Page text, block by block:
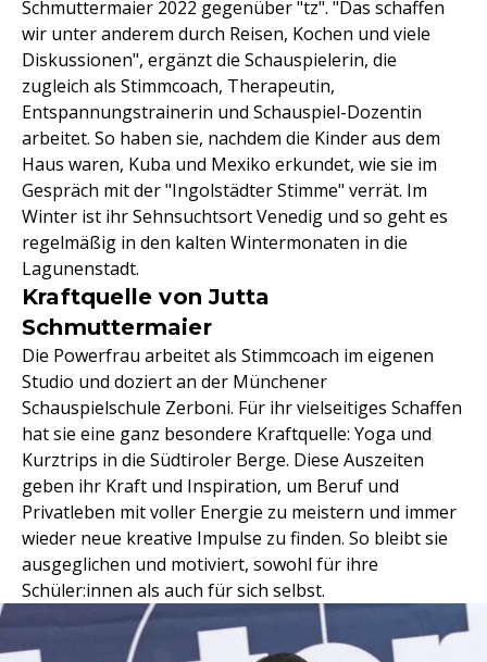
Schmuttermaier 2022 gegenüber "tz". "Das schaffen
wir unter anderem durch Reisen, Kochen und viele
Diskussionen", ergänzt die Schauspielerin, die
zugleich als Stimmcoach, Therapeutin,
Entspannungstrainerin und Schauspiel-Dozentin
arbeitet. So haben sie, nachdem die Kinder aus dem
Haus waren, Kuba und Mexiko erkundet, wie sie im
Gespräch mit der "Ingolstädter Stimme" verrät. Im
Winter ist ihr Sehnsuchtsort Venedig und so geht es
regelmäßig in den kalten Wintermonaten in die
Lagunenstadt.
Kraftquelle von Jutta
Schmuttermaier
Die Powerfrau arbeitet als Stimmcoach im eigenen
Studio und doziert an der Münchener
Schauspielschule Zerboni. Für ihr vielseitiges Schaffen
hat sie eine ganz besondere Kraftquelle: Yoga und
Kurztrips in die Südtiroler Berge. Diese Auszeiten
geben ihr Kraft und Inspiration, um Beruf und
Privatleben mit voller Energie zu meistern und immer
wieder neue kreative Impulse zu finden. So bleibt sie
ausgeglichen und motiviert, sowohl für ihre
Schüler:innen als auch für sich selbst.